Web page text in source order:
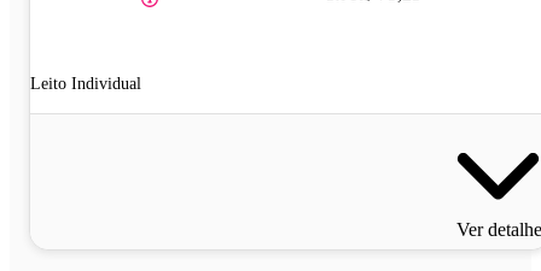
Leito Individual
Ver